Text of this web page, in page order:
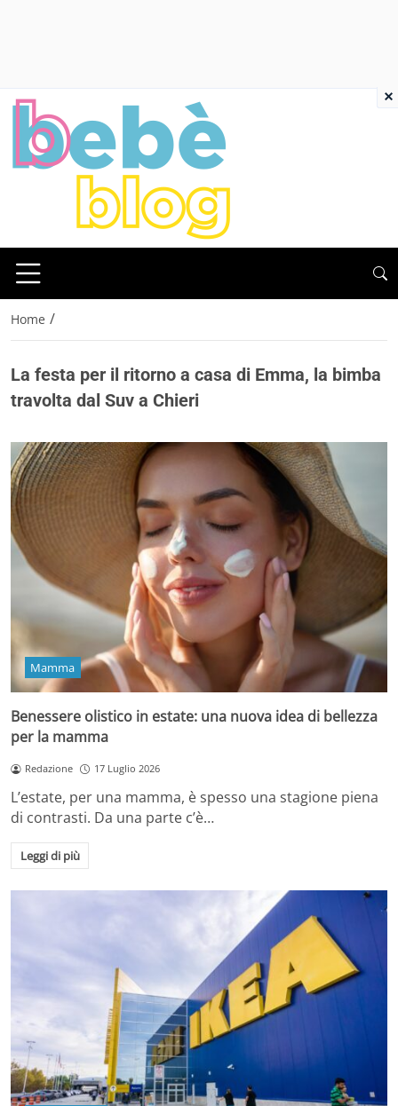
Home /
La festa per il ritorno a casa di Emma, la bimba
travolta dal Suv a Chieri
Mamma
Benessere olistico in estate: una nuova idea di bellezza
per la mamma
Redazione 17 Luglio 2026
L’estate, per una mamma, è spesso una stagione piena
di contrasti. Da una parte c’è…
Leggi di più
×